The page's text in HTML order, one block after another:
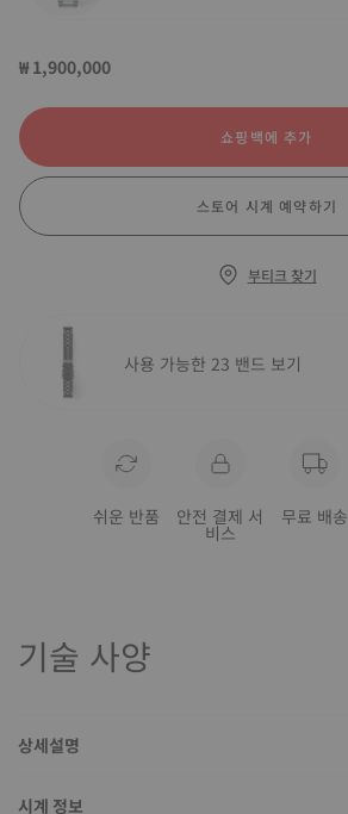
₩ 1,900,000
쇼핑백에 추가
스토어 시계 예약하기
부티크 찾기
사용 가능한 23 밴드 보기
쉬운 반품 안전 결제 서
비스
무료 배송
기술 사양
상세설명
시계 정보